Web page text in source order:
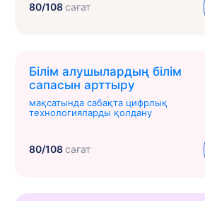
80/108сағат
Білім алушылардың білім
сапасын арттыру
мақсатында сабақта цифрлық
технологияларды қолдану
80/108сағат